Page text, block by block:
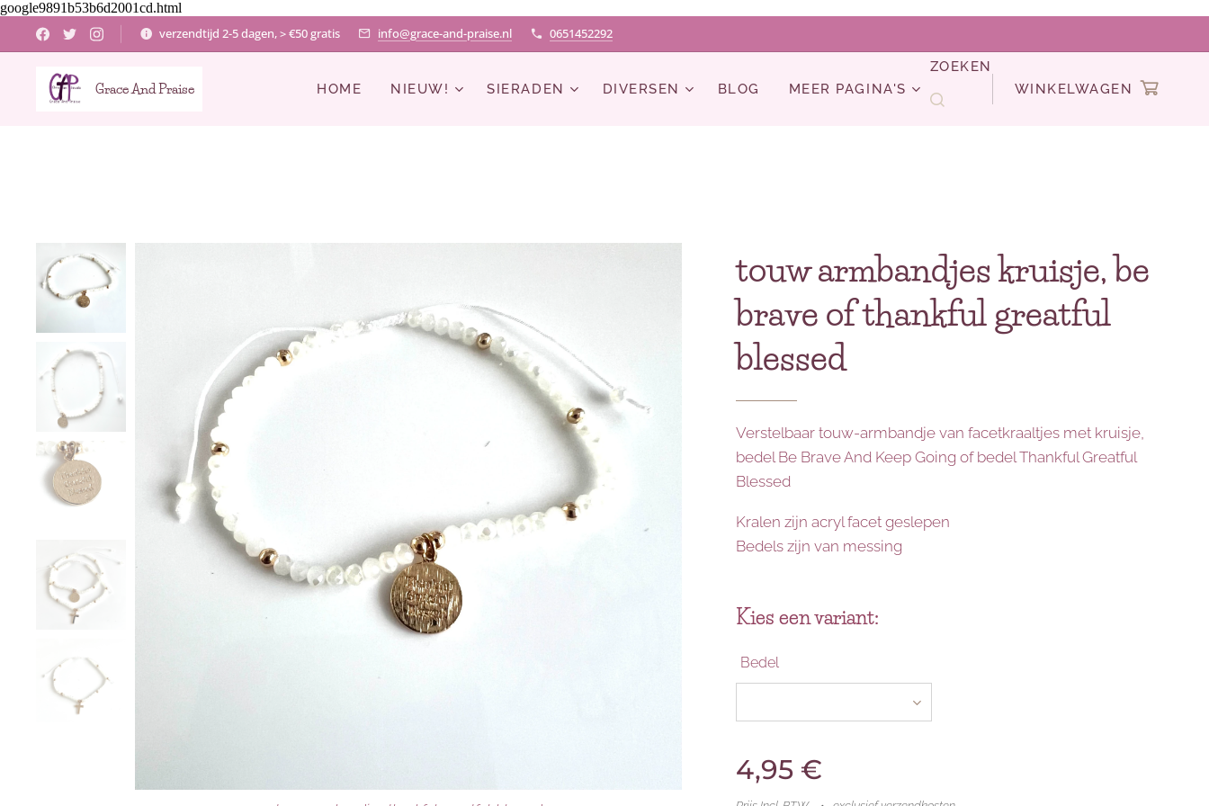
google9891b53b6d2001cd.html
verzendtijd 2-5 dagen, > €50 gratis info@grace-and-praise.nl 0651452292
Grace And Praise HOME NIEUW! SIERADEN DIVERSEN BLOG MEER PAGINA'S
ZOEKEN
WINKELWAGEN
touw armbandjes kruisje, be
brave of thankful greatful
blessed
Verstelbaar touw-armbandje van facetkraaltjes met kruisje,
bedel Be Brave And Keep Going of bedel Thankful Greatful
Blessed
Kralen zijn acryl facet geslepen
Bedels zijn van messing
Kies een variant:
Bedel
4,95 €